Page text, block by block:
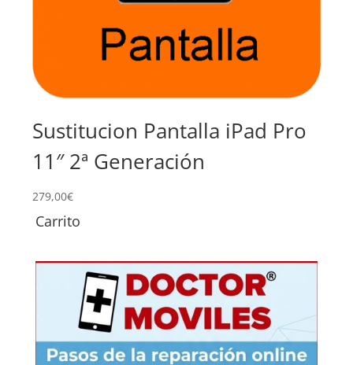
Sustitucion Pantalla iPad Pro
11″ 2ª Generación
279,00€
Carrito